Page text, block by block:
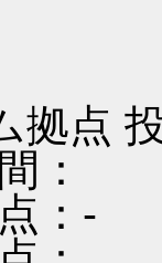
拠点
：-